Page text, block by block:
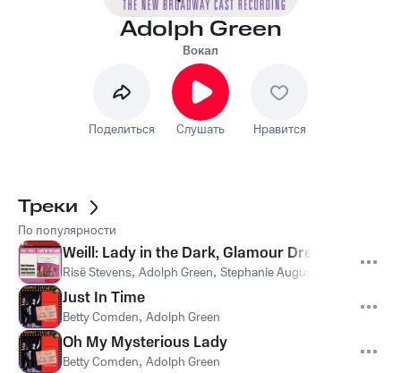
Adolph Green
Вокал
Поделиться Слушать Нравится
Треки
По популярности
Weill: Lady in the Dark, Glamour Dream - Oh,
Risë Stevens, Adolph Green, Stephanie Augustine
Just In Time
Betty Comden, Adolph Green
Oh My Mysterious Lady
Betty Comden, Adolph Green